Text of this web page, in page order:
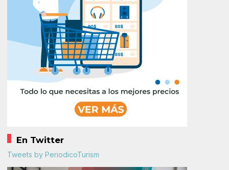
En Twitter
Tweets by PeriodicoTurism